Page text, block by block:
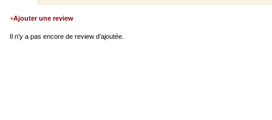
+Ajouter une review
Il n’y a pas encore de review d’ajoutée.